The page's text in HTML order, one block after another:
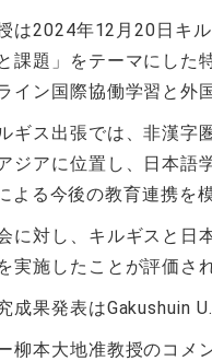
は2024年12月20日キ
課題」をテーマにした
イン国際協働学習と外
ギス出張では、非漢字
ジアに位置し、日本語
よる今後の教育連携を
に対し、キルギスと日
実施したことが評価さ
果発表はGakushuin
柳本大地准教授のコメ